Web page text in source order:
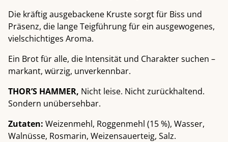
Die kräftig ausgebackene Kruste sorgt für Biss und
Präsenz, die lange Teigführung für ein ausgewogenes,
vielschichtiges Aroma.
Ein Brot für alle, die Intensität und Charakter suchen –
markant, würzig, unverkennbar.
THOR’S HAMMER, Nicht leise. Nicht zurückhaltend.
Sondern unübersehbar.
Zutaten: Weizenmehl, Roggenmehl (15 %), Wasser,
Walnüsse, Rosmarin, Weizensauerteig, Salz.